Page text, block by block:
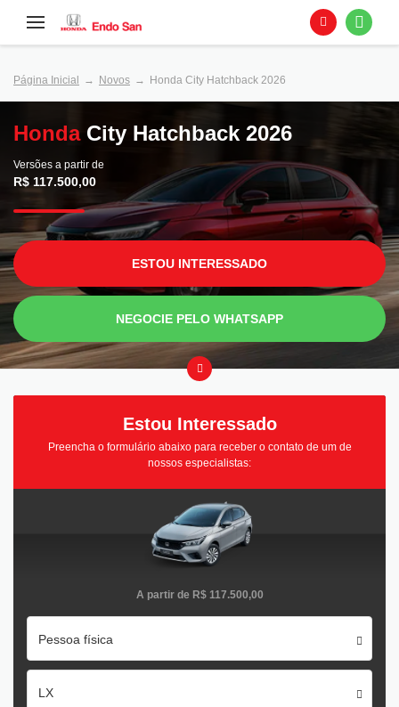
Página Inicial Novos Honda City Hatchback 2026
HondaCity Hatchback 2026
Versões a partir de
R$ 117.500,00
ESTOU INTERESSADO
NEGOCIE PELO WHATSAPP
Estou Interessado
Preencha o formulário abaixo para receber o contato de um de
nossos especialistas:
A partir de R$ 117.500,00
Pessoa física
LX